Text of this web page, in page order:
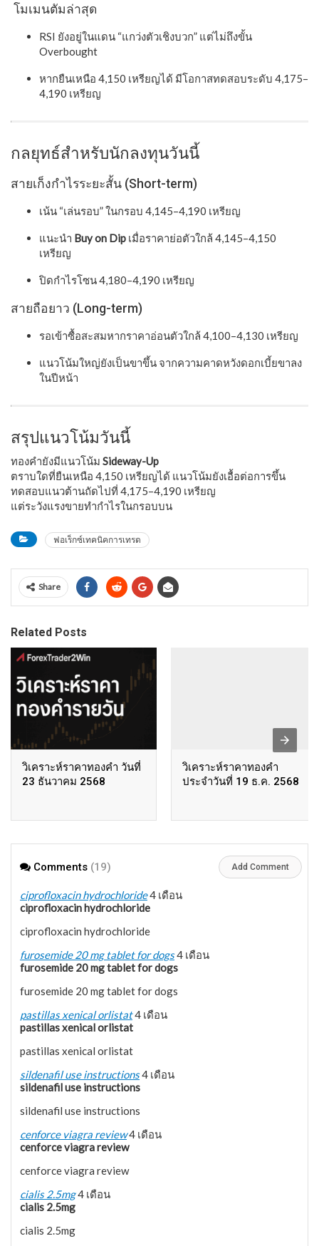
โมเมนตัมล่าสุด
RSI ยังอยู่ในแดน “แกว่งตัวเชิงบวก” แต่ไม่ถึงขั้น
Overbought
หากยืนเหนือ 4,150 เหรียญได้ มีโอกาสทดสอบระดับ 4,175–
4,190 เหรียญ
กลยุทธ์สำหรับนักลงทุนวันนี้
สายเก็งกำไรระยะสั้น (Short-term)
เน้น “เล่นรอบ” ในกรอบ 4,145–4,190 เหรียญ
แนะนำ Buy on Dip เมื่อราคาย่อตัวใกล้ 4,145–4,150
เหรียญ
ปิดกำไรโซน 4,180–4,190 เหรียญ
สายถือยาว (Long-term)
รอเข้าซื้อสะสมหากราคาอ่อนตัวใกล้ 4,100–4,130 เหรียญ
แนวโน้มใหญ่ยังเป็นขาขึ้น จากความคาดหวังดอกเบี้ยขาลง
ในปีหน้า
สรุปแนวโน้มวันนี้
ทองคำยังมีแนวโน้ม Sideway-Up
ตราบใดที่ยืนเหนือ 4,150 เหรียญได้ แนวโน้มยังเอื้อต่อการขึ้น
ทดสอบแนวต้านถัดไปที่ 4,175–4,190 เหรียญ
แต่ระวังแรงขายทำกำไรในกรอบบน
ฟอเร็กซ์เทคนิคการเทรด
Share
Related Posts
วิเคราะห์ราคาทองคำ วันที่
23 ธันวาคม 2568
วิเคราะห์ราคาทองคำ
ประจำวันที่ 19 ธ.ค. 2568
Comments (19) Add Comment
ciprofloxacin hydrochloride4 เดือน
ciprofloxacin hydrochloride
ciprofloxacin hydrochloride
furosemide 20 mg tablet for dogs4 เดือน
furosemide 20 mg tablet for dogs
furosemide 20 mg tablet for dogs
pastillas xenical orlistat4 เดือน
pastillas xenical orlistat
pastillas xenical orlistat
sildenafil use instructions4 เดือน
sildenafil use instructions
sildenafil use instructions
cenforce viagra review4 เดือน
cenforce viagra review
cenforce viagra review
cialis 2.5mg4 เดือน
cialis 2.5mg
cialis 2.5mg